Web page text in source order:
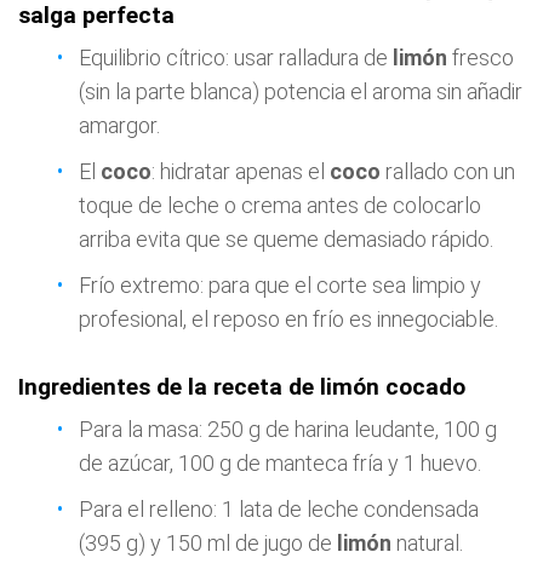
salga perfecta
Equilibrio cítrico: usar ralladura de limón fresco
(sin la parte blanca) potencia el aroma sin añadir
amargor.
El coco: hidratar apenas el coco rallado con un
toque de leche o crema antes de colocarlo
arriba evita que se queme demasiado rápido.
Frío extremo: para que el corte sea limpio y
profesional, el reposo en frío es innegociable.
Ingredientes de la receta de limón cocado
Para la masa: 250 g de harina leudante, 100 g
de azúcar, 100 g de manteca fría y 1 huevo.
Para el relleno: 1 lata de leche condensada
(395 g) y 150 ml de jugo de limón natural.